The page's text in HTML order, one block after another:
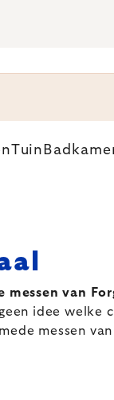
Tuin
messen van
idee
messen